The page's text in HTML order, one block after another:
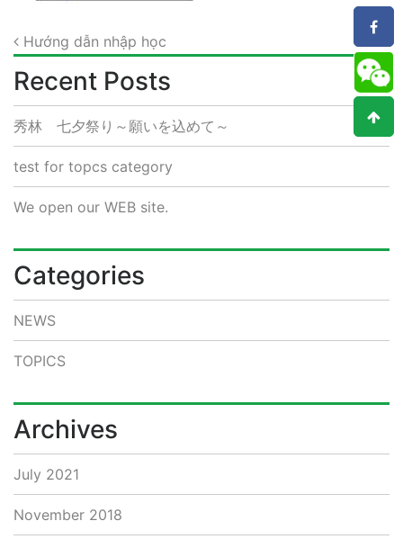
Post
navigation
Hướng dẫn nhập học
Recent Posts
秀林 七夕祭り～願いを込めて～
test for topcs category
We open our WEB site.
Categories
NEWS
TOPICS
Archives
July 2021
November 2018